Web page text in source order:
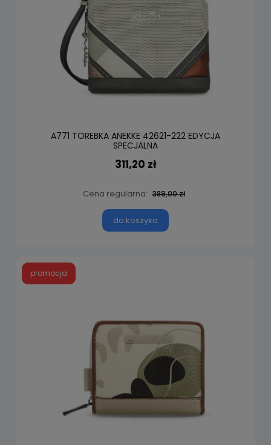
A771 TOREBKA ANEKKE 42621-222 EDYCJA
SPECJALNA
311,20 zł
Cena regularna: 389,00 zł
do koszyka
promocja